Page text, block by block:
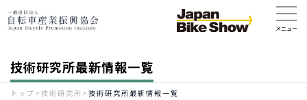
技術研究所最新情報一覧
トップ > 技術研究所 > 技術研究所最新情報一覧